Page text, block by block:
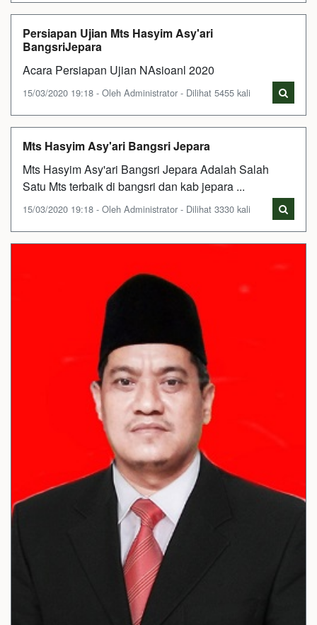
Persiapan Ujian Mts Hasyim Asy'ari
BangsriJepara
Acara Persiapan Ujian NAsioanl 2020
15/03/2020 19:18 - Oleh Administrator - Dilihat 5455 kali
Mts Hasyim Asy'ari Bangsri Jepara
Mts Hasyim Asy'ari Bangsri Jepara Adalah Salah
Satu Mts terbaik di bangsri dan kab jepara ...
15/03/2020 19:18 - Oleh Administrator - Dilihat 3330 kali